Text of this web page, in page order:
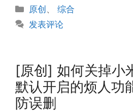
分
类
原创、综合
发表评论
[原创] 如何关掉小
默认开启的烦人功
防误删